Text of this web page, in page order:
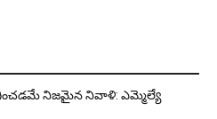
నిజమైన నివాళి: ఎమ్మెల్యే